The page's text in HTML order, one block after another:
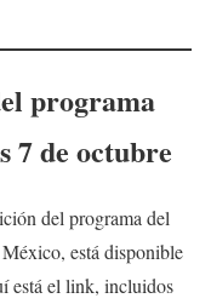
programa
7 de octubre
del programa del
está disponible
está el link, incluidos